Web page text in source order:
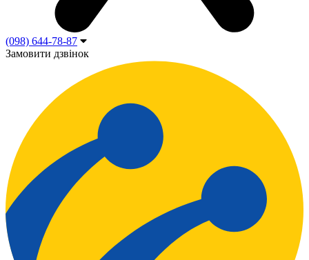
(098) 644-78-87
Замовити дзвінок